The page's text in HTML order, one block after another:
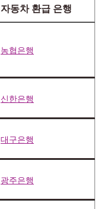
자동차 환급 은행
농협은행
신한은행
대구은행
광주은행